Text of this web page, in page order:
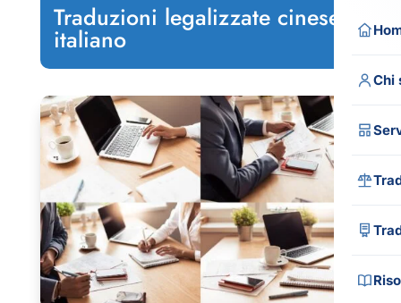
Chi
Traduzioni legalizzate cinese
italiano